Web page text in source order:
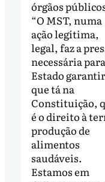
órgãos
“O MST, numa
ação legítima,
legal, faz a
necessária
Estado
que tá na
Constituição,
é o direito à
produção de
alimentos
saudáveis.
Estamos em